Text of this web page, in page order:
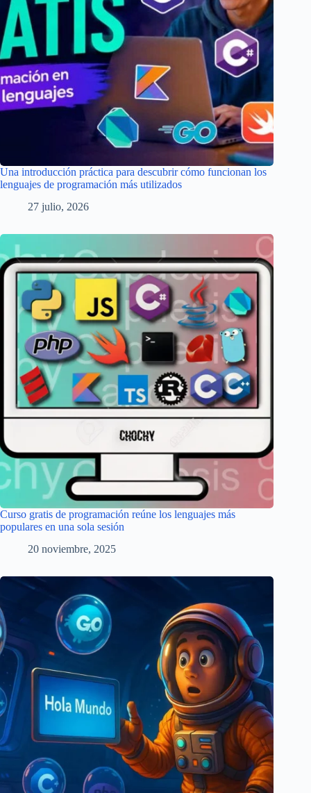
Una introducción práctica para descubrir cómo funcionan los
lenguajes de programación más utilizados
27 julio, 2026
Curso gratis de programación reúne los lenguajes más
populares en una sola sesión
20 noviembre, 2025